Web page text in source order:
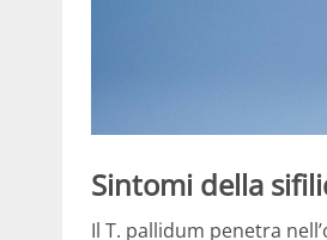
Sintomi della
Il T. pallidum penetra